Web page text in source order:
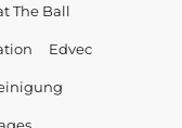
The Ball
Edvec